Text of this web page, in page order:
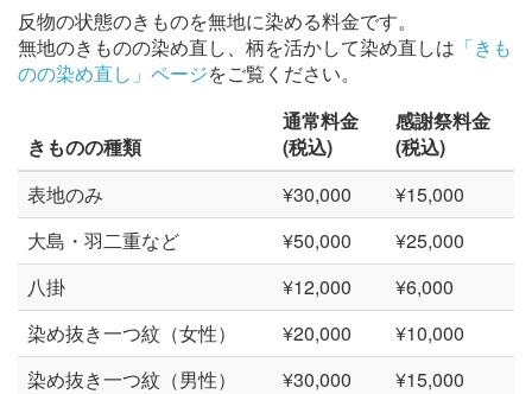
反物の状態のきものを無地に染める料金です。
無地のきものの染め直し、柄を活かして染め直しは 「きも
のの染め直し」ページをご覧ください。
きものの種類
通常料金
(税込)
感謝祭料金
(税込)
表地のみ
¥30,000
¥15,000
大島・羽二重など
¥50,000
¥25,000
八掛
¥12,000
¥6,000
染め抜き一つ紋（女性）
¥20,000
¥10,000
染め抜き一つ紋（男性）
¥30,000
¥15,000